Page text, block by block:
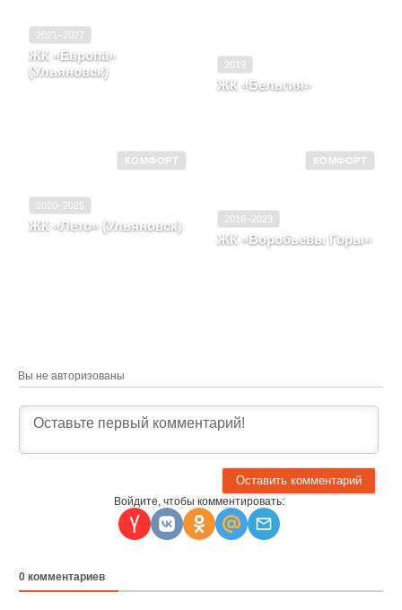
2021–2027
ЖК «Европа»
(Ульяновск)
2019
ЖК «Бельгия»
КОМФОРТ
2020–2025
ЖК «Лето» (Ульяновск)
КОМФОРТ
2018–2023
ЖК «Воробьевы Горы»
Вы не авторизованы
Войдите, чтобы комментировать:
0 комментариев